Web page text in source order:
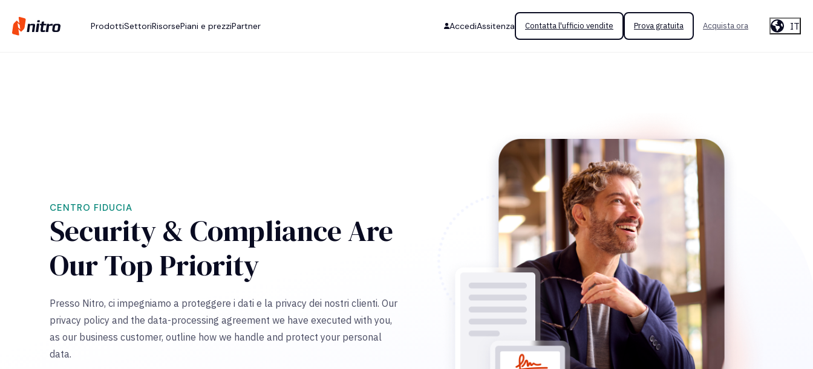
ProdottiSettoriRisorsePiani e prezziPartner AccediAssitenza Contatta l'ufficio vendite Prova gratuita Acquista ora IT
CENTRO FIDUCIA
Security & Compliance Are
Our Top Priority
Presso Nitro, ci impegniamo a proteggere i dati e la privacy dei nostri clienti. Our
privacy policy and the data-processing agreement we have executed with you,
as our business customer, outline how we handle and protect your personal
data.